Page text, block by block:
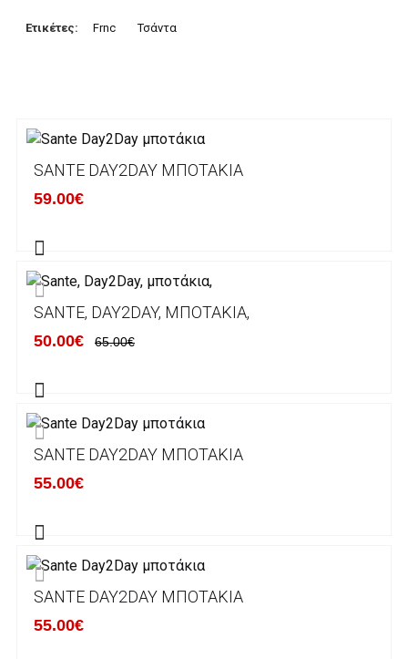
μας κατάστημα πραγρατοποιούνται μέσα από
Λογαριασμό.
κάποιον απο τους ακόλουθους τραπεζικούς
λογαριασμούς:
ΕΞΟΔΑ ΑΠΟΣΤΟΛΗΣ
ΕΛΛΑΔΑ
μεταφορικών 2€ για αγορές κάτω των 50€
Τα προϊόντα που παραγγέλνει ο χρήστης μέσω
του ηλεκτρονικού καταστήματος lablanca.gr
Χρόνος Διεκπεραίωσης Παραγγελιών:
Ετικέτες: Frnc Τσάντα
SANTE DAY2DAY ΜΠΟΤΆΚΙΑ
59.00€
SANTE, DAY2DAY, ΜΠΟΤΆΚΙΑ,
50.00€ 65.00€
SANTE DAY2DAY ΜΠΟΤΆΚΙΑ
55.00€
SANTE DAY2DAY ΜΠΟΤΆΚΙΑ
55.00€